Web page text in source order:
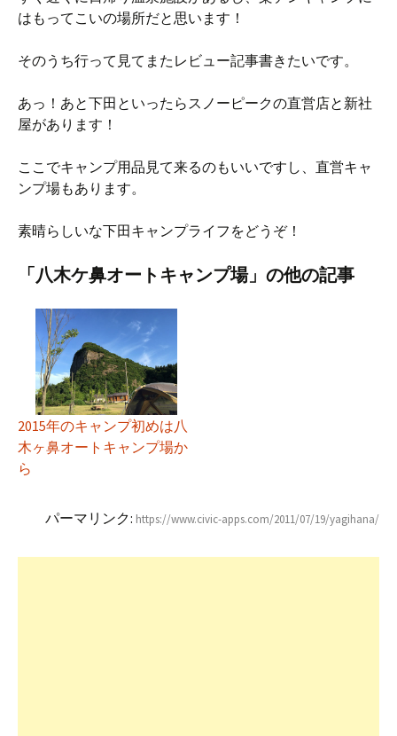
はもってこいの場所だと思います！
そのうち行って見てまたレビュー記事書きたいです。
あっ！あと下田といったらスノーピークの直営店と新社
屋があります！
ここでキャンプ用品見て来るのもいいですし、直営キャ
ンプ場もあります。
素晴らしいな下田キャンプライフをどうぞ！
「八木ケ鼻オートキャンプ場」の他の記事
2015年のキャンプ初めは八
木ヶ鼻オートキャンプ場か
ら
パーマリンク: https://www.civic-apps.com/2011/07/19/yagihana/